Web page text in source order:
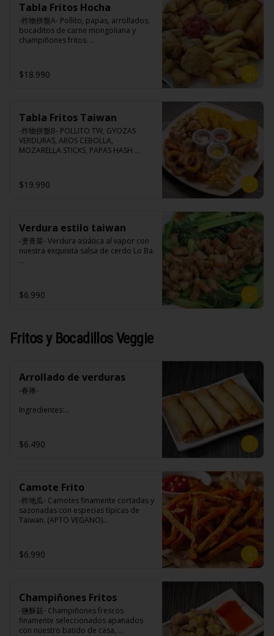
Pechuga de pollo con hueso, harina de
tapioca, ají, pimienta, extracto de
cerdo, extracto de papaya, salsa de
soya, soya, especias taiwanesas,
pimienta, sal, ajo, cebollín, azúcar y
Tabla Fritos Hocha
-炸物拼盤A- Pollito, papas, arrollados,
bocaditos de carne mongoliana y
champiñones fritos.
indica en esta descripción.)
$18.990
Tabla Fritos Taiwan
-炸物拼盤B- POLLITO TW, GYOZAS
VERDURAS, AROS CEBOLLA,
MOZARELLA STICKS, PAPAS HASH
opciones disponibles según lo que
indica en esta descripción.)
$19.990
Verdura estilo taiwan
-燙青菜- Verdura asiática al vapor con
nuestra exquisita salsa de cerdo Lo Ba.
Ingredientes:
Pak choi, loba (panceta de cerdo ,
(naranja, canela, anís, pimienta y
comino).
$6.990
Fritos y Bocadillos Veggie
Arrollado de verduras
-春捲-
Ingredientes:
$6.490
Camote Frito
-炸地瓜- Camotes finamente cortadas y
sazonadas con especias típicas de
Taiwan. (APTO VEGANO)
Ingredientes:
$6.990
Champiñones Fritos
-鹽酥菇- Champiñones frescos
finamente seleccionados apanados
con nuestro batido de casa,